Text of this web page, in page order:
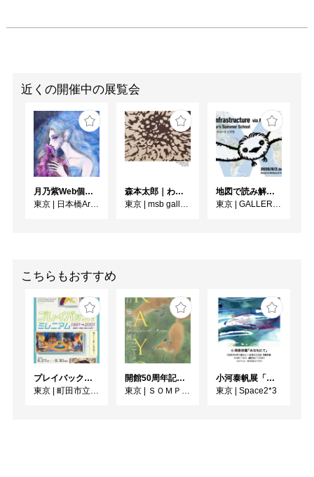
近くの開催中の展覧会
月乃紫Web個展 花幻月色（はなまぼろしのつきいろ）
東京
日本橋Art.jp
森本太郎｜わたしのパレイドリア
東京
msb gallery
地図で読み解くメディシン・インフラ 鴻池朋子のサマースクール
東京
GALLERY MoMo Ryogoku
こちらもおすすめ
プレイバック！ミレニアム1991→2001 版画が／版画で越えた境界
東京
町田市立国際版画美術館
開館50周年記念 山口華楊展
東京
ＳＯＭＰＯ美術館
小河泰帆展「みなもにて」
東京
Space2*3